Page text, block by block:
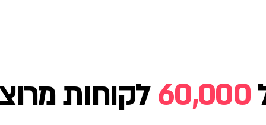
60,000לקוחות